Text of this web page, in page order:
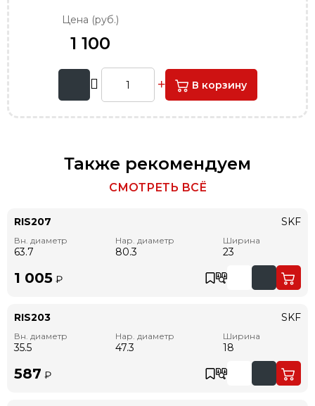
Цена (руб.)
1 100
В корзину
Также рекомендуем
СМОТРЕТЬ ВСЁ
RIS207
Вн. диаметр
63.7
Нар. диаметр
80.3
Ширина
23
SKF
1 005 ₽
RIS203
Вн. диаметр
35.5
Нар. диаметр
47.3
Ширина
18
SKF
587 ₽